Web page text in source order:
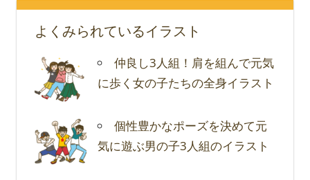
よくみられているイラスト
仲良し3人組！肩を組んで元気
に歩く女の子たちの全身イラスト
個性豊かなポーズを決めて元
気に遊ぶ男の子3人組のイラスト